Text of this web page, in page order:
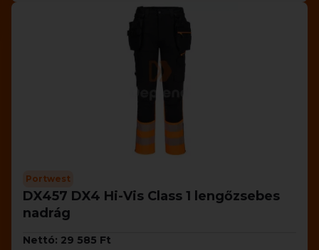
Portwest
DX457 DX4 Hi-Vis Class 1 lengőzsebes
nadrág
Nettó: 29 585 Ft